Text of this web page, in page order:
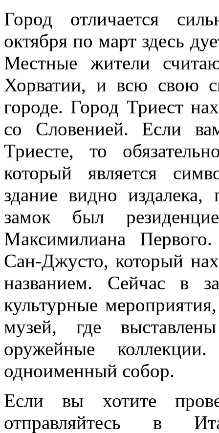
Город отличается
октября по март здесь
Местные жители
Хорватии, и всю свою
городе. Город Триест
со Словенией. Если
Триесте, то
который является
здание видно
замок был
Максимилиана
Сан-Джусто, который
названием. Сейчас в
культурные
музей, где
оружейные
одноименный собор.
Если вы хотите
отправляйтесь в